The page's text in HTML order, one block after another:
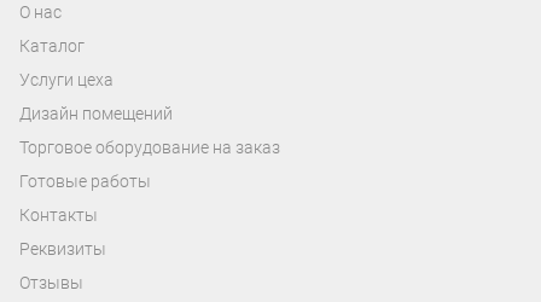
О нас
Каталог
Услуги цеха
Дизайн помещений
Торговое оборудование на заказ
Готовые работы
Контакты
Реквизиты
Отзывы